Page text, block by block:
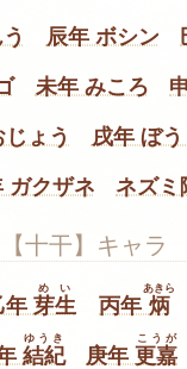
辰年 ボシン
未年 みころ
ょう 戌年 ぼ
ガクザネ ネズミ
【十干】キャラ
年 芽生
めい
丙年 炳
あきら
結紀
ゆうき
庚年 更嘉
こうが